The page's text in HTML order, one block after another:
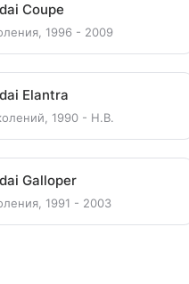
Coupe
1996 - 2009
Elantra
1990 - Н.В.
Galloper
1991 - 2003